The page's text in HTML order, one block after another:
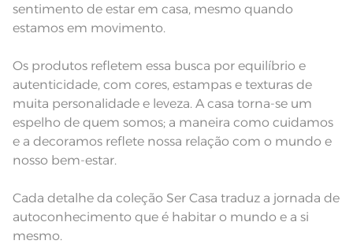
sentimento de estar em casa, mesmo quando
estamos em movimento.
Os produtos refletem essa busca por equilíbrio e
autenticidade, com cores, estampas e texturas de
muita personalidade e leveza. A casa torna-se um
espelho de quem somos; a maneira como cuidamos
e a decoramos reflete nossa relação com o mundo e
nosso bem-estar.
Cada detalhe da coleção Ser Casa traduz a jornada de
autoconhecimento que é habitar o mundo e a si
mesmo.